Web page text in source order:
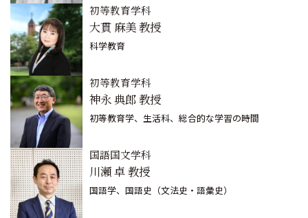
初等教育学科
大貫 麻美 教授
科学教育
初等教育学科
神永 典郎 教授
初等教育学、生活科、総合的な学習の時間
国語国文学科
川瀬 卓 教授
国語学、国語史（文法史・語彙史）